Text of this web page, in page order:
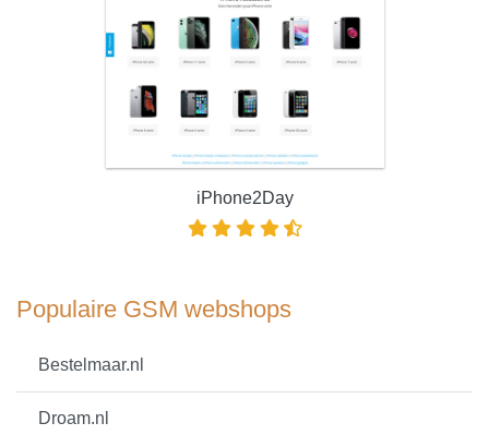
iPhone2Day
Populaire GSM webshops
Bestelmaar.nl
Droam.nl